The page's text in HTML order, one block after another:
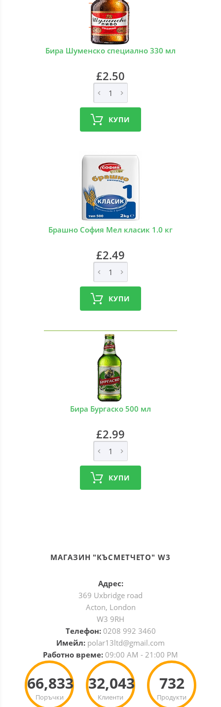
Бира Шуменско специално 330 мл
£2.50
КУПИ
Брашно София Мел класик 1.0 кг
£2.49
КУПИ
Бира Бургаско 500 мл
£2.99
КУПИ
МАГАЗИН "КЪСМЕТЧЕТО" W3
Адрес:
369 Uxbridge road
Acton, London
W3 9RH
Телефон: 0208 992 3460
Имейл: polar13ltd@gmail.com
Работно време: 09:00 AM - 21:00 PM
Поръчки
66,833
Клиенти
32,043
Продукти
732